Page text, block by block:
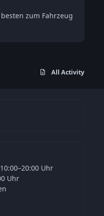
zum Fahrzeug
All Activity
Uhr
Uhr